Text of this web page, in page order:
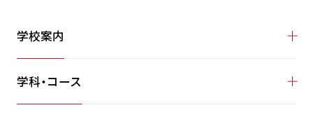
学校案内
学科・コース